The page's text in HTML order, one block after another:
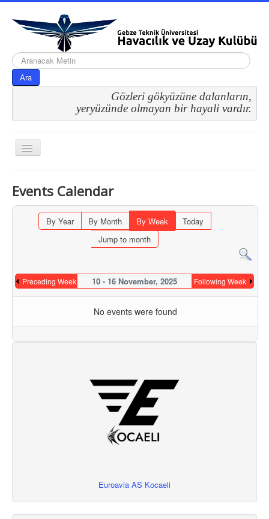
arama...
Ara
Gözleri gökyüzüne dalanların,
yeryüzünde olmayan bir hayali vardır.
Gezinme
geçişini
Events Calendar
By Year By Month By Week
Today
Jump to month
Preceding Week 10 - 16 November, 2025 Following Week
No events were found
Euroavia AS Kocaeli